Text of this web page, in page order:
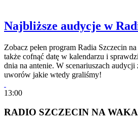
Najbliższe audycje w
Zobacz pełen program Radia Szczecin
także cofnąć datę w kalendarzu i
dnia na antenie. W scenariuszach
uworów jakie wtedy graliśmy!
13:00
RADIO SZCZECIN NA